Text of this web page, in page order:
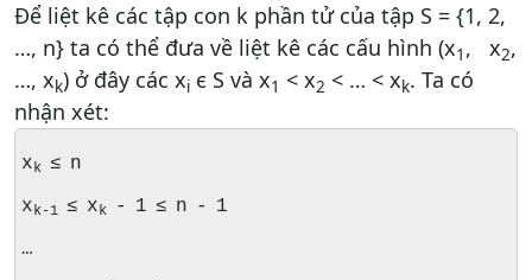
Để liệt kê các tập con k phần tử của tập S = {1, 2,
…, n} ta có thể đưa về liệt kê các cấu hình (x1 , x2,
…, xk) ở đây các xi ϵ S và x1 < x2 < … < xk. Ta có
nhận xét:
xk ≤ n
xk-1 ≤ xk
- 1 ≤ n - 1
…